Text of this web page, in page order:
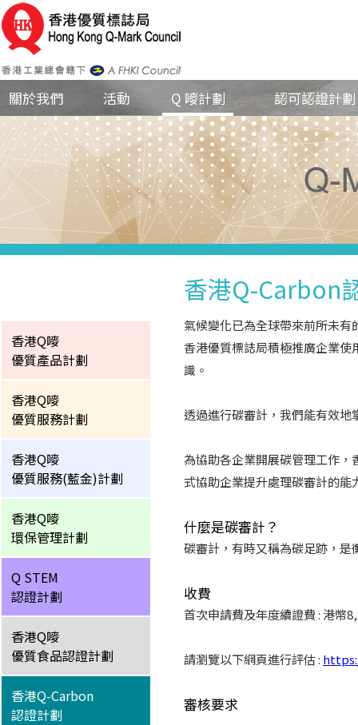
關於我們 活動 Q 嘜計劃 認可認證計劃
香港Q嘜
優質產品計劃
香港Q嘜
優質服務計劃
香港Q嘜
優質服務(藍金)計劃
香港Q嘜
環保管理計劃
Q STEM
認證計劃
香港Q嘜
優質食品認證計劃
香港Q-Carbon
認證計劃
香港Q-Carbon
氣候變化已為全球帶來前所未
香港優質標誌局積極推廣企業
識。
透過進行碳審計，我們能有效
為協助各企業開展碳管理工作，
式協助企業提升處理碳審計的
什麼是碳審計？
碳審計，有時又稱為碳足跡，
收費
首次申請費及年度續證費 : 港幣
請瀏覽以下網頁進行評估 :
審核要求